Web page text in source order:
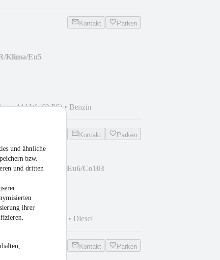
und ähnliche
bzw.
und dritten
ihrer
Kontakt Parken
Klima/Eu5
•44 kW (60 PS)• Benzin
Kontakt Parken
1.6 JTD Aut./Eu6/Co103
•88 kW (120 PS) • Diesel
Kontakt Parken